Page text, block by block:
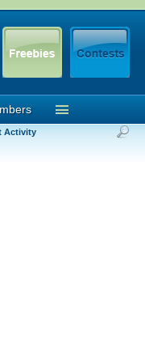
Activity